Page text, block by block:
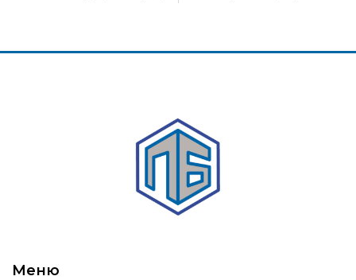
Меню